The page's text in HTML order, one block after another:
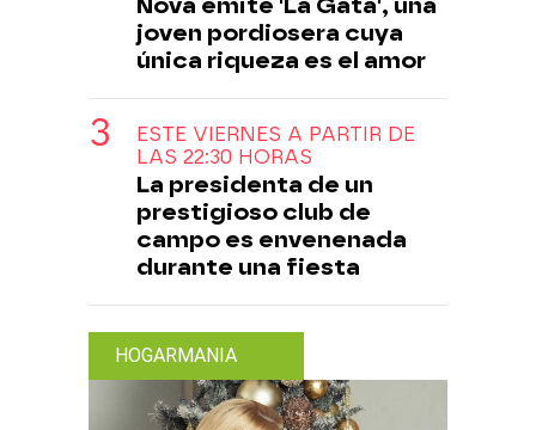
Nova emite 'La Gata', una
joven pordiosera cuya
única riqueza es el amor
ESTE VIERNES A PARTIR DE
LAS 22:30 HORAS
La presidenta de un
prestigioso club de
campo es envenenada
durante una fiesta
HOGARMANIA